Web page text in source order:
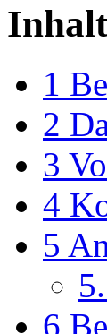
1
2
3
4
5
6